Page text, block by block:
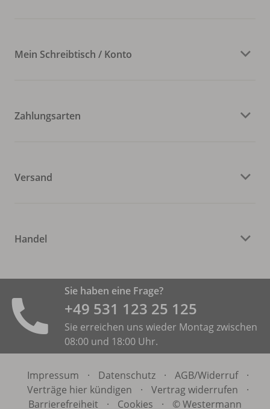
Mein Schreibtisch / Konto
Zahlungsarten
Versand
Handel
Sie haben eine Frage?
+49 531 ­123 25 125
Sie erreichen uns wieder Montag zwischen
08:00 und 18:00 Uhr.
Impressum · Datenschutz · AGB/Widerruf
·
Verträge hier kündigen
· Vertrag widerrufen
·
Barrierefreiheit
· Cookies · © Westermann